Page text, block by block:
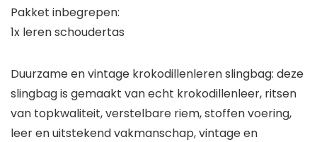
Pakket inbegrepen:
1x leren schoudertas
Duurzame en vintage krokodillenleren slingbag: deze
slingbag is gemaakt van echt krokodillenleer, ritsen
van topkwaliteit, verstelbare riem, stoffen voering,
leer en uitstekend vakmanschap, vintage en